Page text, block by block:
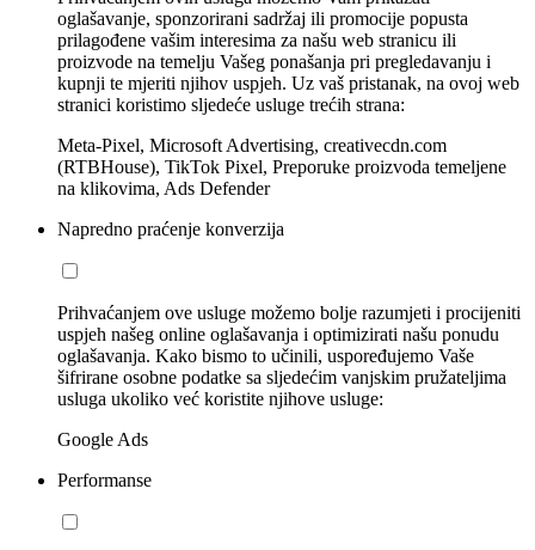
oglašavanje, sponzorirani sadržaj ili promocije popusta
prilagođene vašim interesima za našu web stranicu ili
proizvode na temelju Vašeg ponašanja pri pregledavanju i
kupnji te mjeriti njihov uspjeh. Uz vaš pristanak, na ovoj web
stranici koristimo sljedeće usluge trećih strana:
Meta-Pixel, Microsoft Advertising, creativecdn.com
(RTBHouse), TikTok Pixel, Preporuke proizvoda temeljene
na klikovima, Ads Defender
Napredno praćenje konverzija
Prihvaćanjem ove usluge možemo bolje razumjeti i procijeniti
uspjeh našeg online oglašavanja i optimizirati našu ponudu
oglašavanja. Kako bismo to učinili, uspoređujemo Vaše
šifrirane osobne podatke sa sljedećim vanjskim pružateljima
usluga ukoliko već koristite njihove usluge:
Google Ads
Performanse